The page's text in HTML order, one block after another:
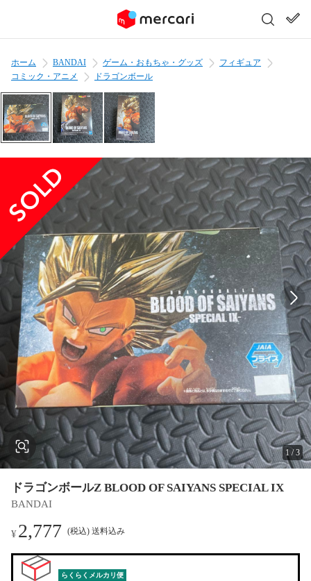
ホーム BANDAI ゲーム・おもちゃ・グッズ
フィギュア
コミック・アニメ
ドラゴンボール
1 /3
ドラゴンボールZ BLOOD OF SAIYANS SPECIAL IX
BANDAI
¥2,777 (税込) 送料込み
らくらくメルカリ便